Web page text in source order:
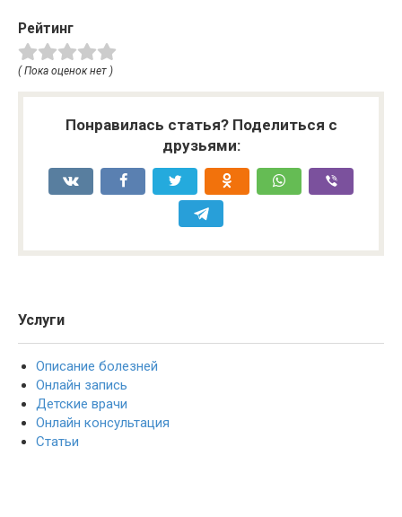
Рейтинг
( Пока оценок нет )
Понравилась статья? Поделиться с
друзьями:
Услуги
Описание болезней
Онлайн запись
Детские врачи
Онлайн консультация
Статьи